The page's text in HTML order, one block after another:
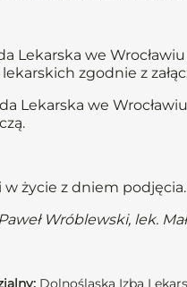
Lekarska we
zgodnie z
Lekarska we
w życie z dniem podjęcia.
Wróblewski, lek.
Dolnośląska Izba